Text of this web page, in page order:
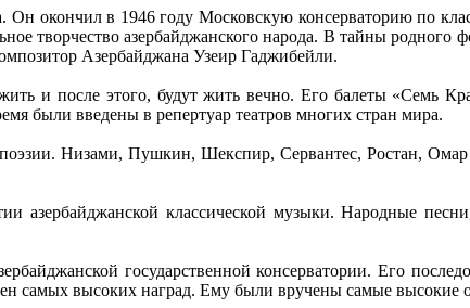
окончил в 1946 году Московскую консерваторию по
творчество азербайджанского народа. В тайны родного
Азербайджана Узеир Гаджибейли.
и после этого, будут жить вечно. Его балеты «Семь
были введены в репертуар театров многих стран мира.
Низами, Пушкин, Шекспир, Сервантес, Ростан,
азербайджанской классической музыки. Народные
государственной консерватории. Его
самых высоких наград. Ему были вручены самые высокие